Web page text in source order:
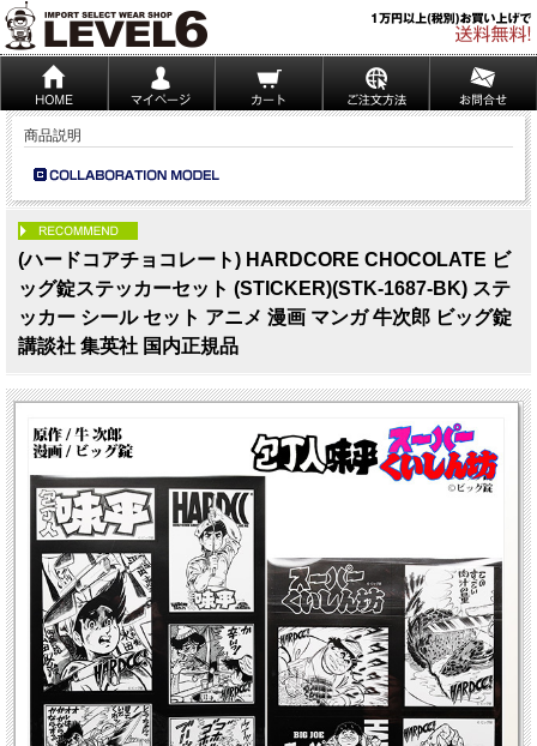
商品説明
(ハードコアチョコレート) HARDCORE CHOCOLATE ビ
ッグ錠ステッカーセット (STICKER)(STK-1687-BK) ステ
ッカー シール セット アニメ 漫画 マンガ 牛次郎 ビッグ錠
講談社 集英社 国内正規品